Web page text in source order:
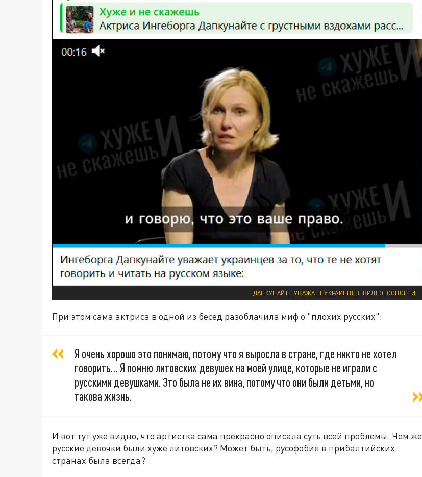
ДАПКУНАЙТЕ УВАЖАЕТ УКРАИНЦЕВ. ВИДЕО: СОЦСЕТИ
При этом сама актриса в одной из бесед разоблачила миф о "плохих русских":
Я очень хорошо это понимаю, потому что я выросла в стране, где никто не хотел
говорить… Я помню литовских девушек на моей улице, которые не играли с
русскими девушками. Это была не их вина, потому что они были детьми, но
такова жизнь.
И вот тут уже видно, что артистка сама прекрасно описала суть всей проблемы. Чем же
русские девочки были хуже литовских? Может быть, русофобия в прибалтийских
странах была всегда?